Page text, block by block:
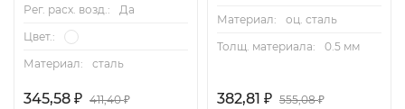
Рег. расх. возд.:
Да
Цвет.:
Материал: сталь
345,58 ₽ 411,40₽
Материал:
оц. сталь
Толщ. материала:
0.5 мм
382,81 ₽ 555,08₽